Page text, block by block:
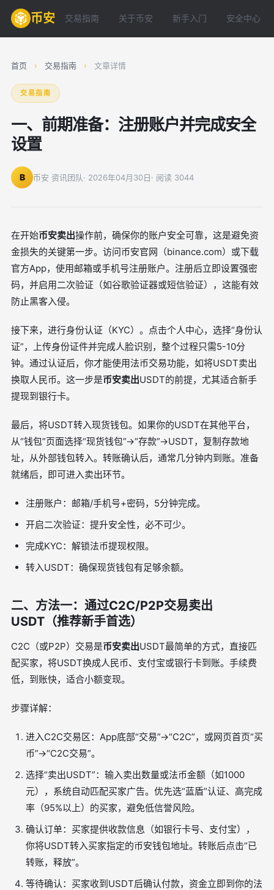
币安 交易指南 关于币安 新手入门 安全中心
首页 › 交易指南 › 文章详情
交易指南
一、前期准备：注册账户并完成安全
设置
B 币安 资讯团队· 2026年04月30日· 阅读 3044
在开始币安卖出操作前，确保你的账户安全可靠，这是避免资
金损失的关键第一步。访问币安官网（binance.com）或下载
官方App，使用邮箱或手机号注册账户。注册后立即设置强密
码，并启用二次验证（如谷歌验证器或短信验证），这能有效
防止黑客入侵。
接下来，进行身份认证（KYC）。点击个人中心，选择“身份认
证”，上传身份证件并完成人脸识别，整个过程只需5-10分
钟。通过认证后，你才能使用法币交易功能，如将USDT卖出
换取人民币。这一步是币安卖出USDT的前提，尤其适合新手
提现到银行卡。
最后，将USDT转入现货钱包。如果你的USDT在其他平台，
从“钱包”页面选择“现货钱包”→“存款”→USDT，复制存款地
址，从外部钱包转入。转账确认后，通常几分钟内到账。准备
就绪后，即可进入卖出环节。
注册账户：邮箱/手机号+密码，5分钟完成。
开启二次验证：提升安全性，必不可少。
完成KYC：解锁法币提现权限。
转入USDT：确保现货钱包有足够余额。
二、方法一：通过C2C/P2P交易卖出
USDT（推荐新手首选）
C2C（或P2P）交易是币安卖出USDT最简单的方式，直接匹
配买家，将USDT换成人民币、支付宝或银行卡到账。手续费
低，到账快，适合小额变现。
步骤详解：
进入C2C交易区：App底部“交易”→“C2C”，或网页首页“买
币”→“C2C交易”。
选择“卖出USDT”：输入卖出数量或法币金额（如1000
元），系统自动匹配买家广告。优先选“蓝盾”认证、高完成
率（95%以上）的买家，避免低信誉风险。
确认订单：买家提供收款信息（如银行卡号、支付宝），
你将USDT转入买家指定的币安钱包地址。转账后点击“已
转账，释放”。
等待确认：买家收到USDT后确认付款，资金立即到你的法